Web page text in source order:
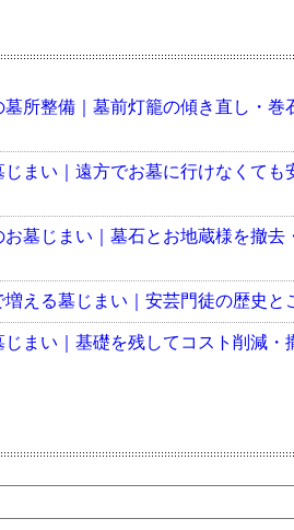
墓所整備｜墓前灯籠の傾き直し・
じまい｜遠方でお墓に行けなくても
お墓じまい｜墓石とお地蔵様を撤
増える墓じまい｜安芸門徒の歴史と
じまい｜基礎を残してコスト削減・